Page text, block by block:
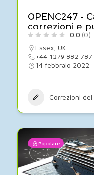
OPENC247 -
correzioni e
0.0 (0)
Essex UK
+44 1279 882 787
14 febbraio 2022
Correzioni
Popolare